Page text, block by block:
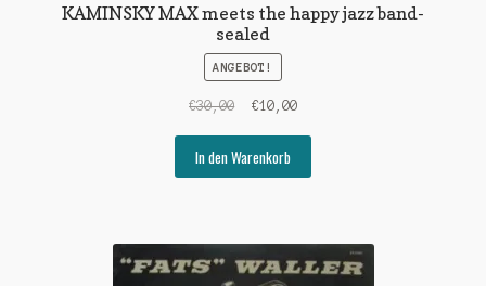
KAMINSKY MAX meets the happy jazz band-
sealed
ANGEBOT!
€30,00
Ursprünglicher
war:
€30,00
€10,00Aktueller
€10,00.
In den Warenkorb